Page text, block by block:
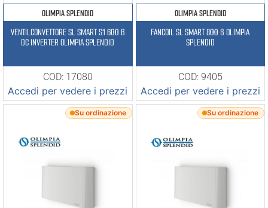
OLIMPIA SPLENDID
VENTILCONVETTORE SL SMART S1 600 B
DC INVERTER OLIMPIA SPLENDID
COD: 17080
Accedi per vedere i prezzi
OLIMPIA SPLENDID
FANCOIL SL SMART 800 B OLIMPIA
SPLENDID
COD: 9405
Accedi per vedere i prezzi
Su ordinazione Su ordinazione